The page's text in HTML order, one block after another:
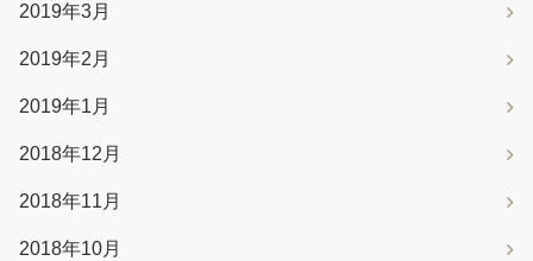
2019年3月
2019年2月
2019年1月
2018年12月
2018年11月
2018年10月